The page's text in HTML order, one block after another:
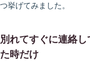
つ挙げてみました。
別れてすぐに連絡
た時だけ